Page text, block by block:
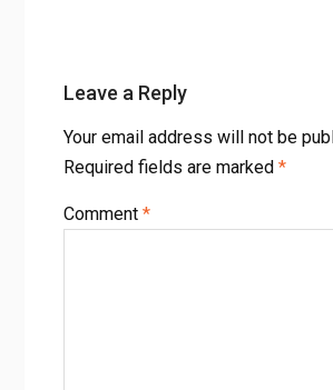
Leave a Reply
Your email address will not be
Required fields are marked *
Comment *